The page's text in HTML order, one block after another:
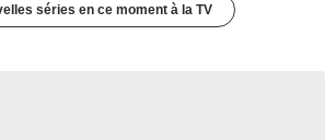
séries en ce moment à la TV